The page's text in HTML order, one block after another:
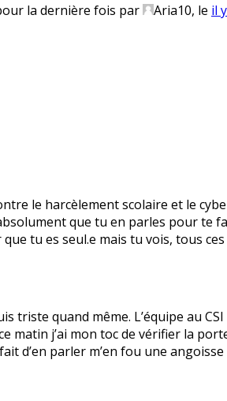
la dernière fois par Aria10, le il
le harcèlement scolaire et le
que tu en parles pour te
tu es seul.e mais tu vois, tous
triste quand même. L’équipe au
matin j’ai mon toc de vérifier la
d’en parler m’en fou une